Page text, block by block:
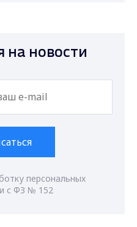
на новости
персональных
с ФЗ № 152